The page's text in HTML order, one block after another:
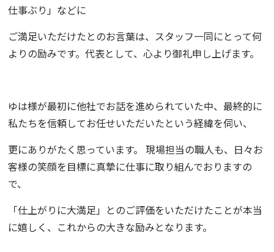
仕事ぶり」などに
ご満足いただけたとのお言葉は、スタッフ一同にとって何
よりの励みです。代表として、心より御礼申し上げます。
ゆは様が最初に他社でお話を進められていた中、最終的に
私たちを信頼してお任せいただいたという経緯を伺い、
更にありがたく思っています。 現場担当の職人も、日々お
客様の笑顔を目標に真摯に仕事に取り組んでおりますの
で、
「仕上がりに大満足」とのご評価をいただけたことが本当
に嬉しく、これからの大きな励みとなります。